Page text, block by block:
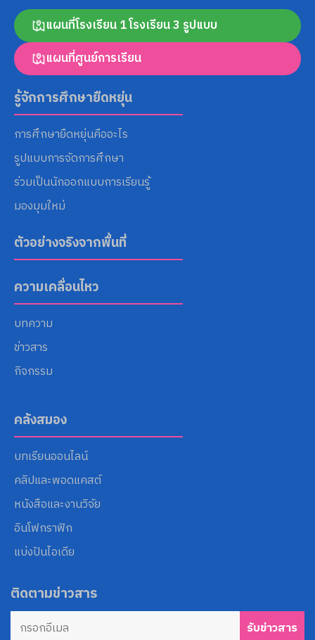
Search
for:
แผนที่โรงเรียน 1 โรงเรียน 3 รูปแบบ
แผนที่ศูนย์การเรียน
รู้จักการศึกษายืดหยุ่น
การศึกษายืดหยุ่นคืออะไร
รูปแบบการจัดการศึกษา
ร่วมเป็นนักออกแบบการเรียนรู้
มองมุมใหม่
ตัวอย่างจริงจากพื้นที่
ความเคลื่อนไหว
บทความ
ข่าวสาร
กิจกรรม
คลังสมอง
บทเรียนออนไลน์
คลิปและพอดแคสต์
หนังสือและงานวิจัย
อินโฟกราฟิก
แบ่งปันไอเดีย
ติดตามข่าวสาร